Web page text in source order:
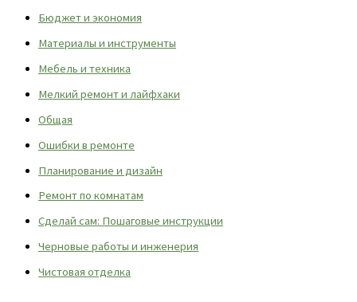
Бюджет и экономия
Материалы и инструменты
Мебель и техника
Мелкий ремонт и лайфхаки
Общая
Ошибки в ремонте
Планирование и дизайн
Ремонт по комнатам
Сделай сам: Пошаговые инструкции
Черновые работы и инженерия
Чистовая отделка